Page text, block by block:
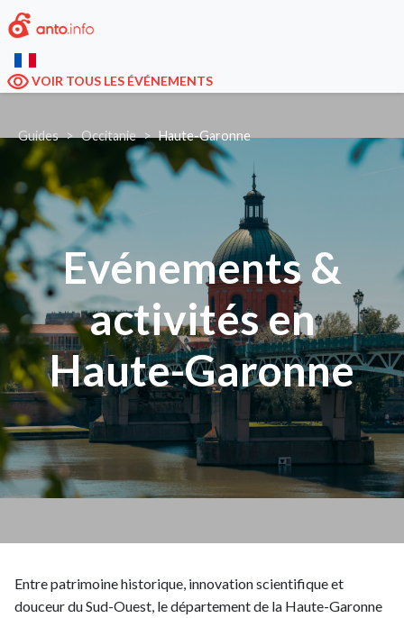
VOIR TOUS LES ÉVÉNEMENTS
Guides Occitanie Haute-Garonne
Evénements &
activités en
Haute-Garonne
Entre patrimoine historique, innovation scientifique et
douceur du Sud-Ouest, le département de la Haute-Garonne